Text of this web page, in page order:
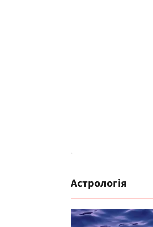
Астрологія